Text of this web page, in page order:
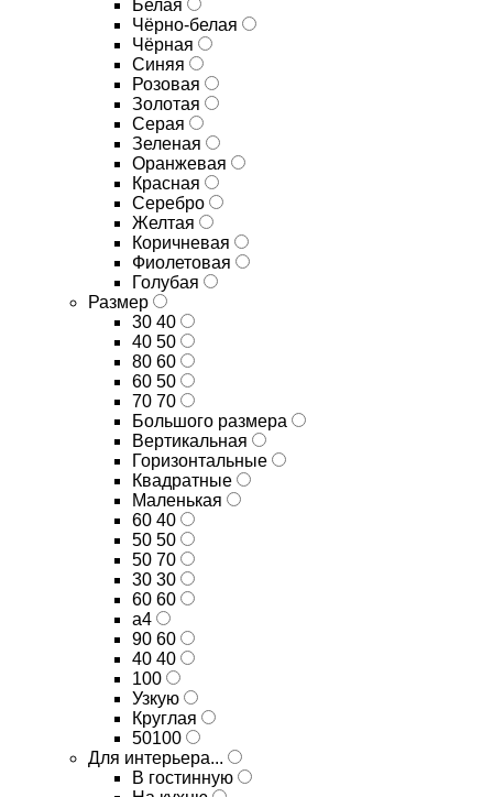
Белая
Чёрно-белая
Чёрная
Синяя
Розовая
Золотая
Серая
Зеленая
Оранжевая
Красная
Серебро
Желтая
Коричневая
Фиолетовая
Голубая
Размер
30 40
40 50
80 60
60 50
70 70
Большого размера
Вертикальная
Горизонтальные
Квадратные
Маленькая
60 40
50 50
50 70
30 30
60 60
а4
90 60
40 40
100
Узкую
Круглая
50100
Для интерьера...
В гостинную